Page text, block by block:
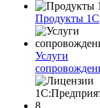
Продукты 1С
Услуги